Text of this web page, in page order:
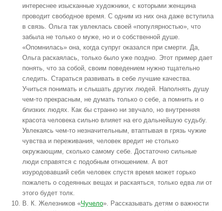
интереснее изысканные художники, с которыми женщина
проводит свободное время. С одним из них она даже вступила
в связь. Ольга так увлеклась своей «популярностью», что
забыла не только о муже, но и о собственной душе.
«Опомнилась» она, когда супруг оказался при смерти. Да,
Ольга раскаялась, только было уже поздно. Этот пример дает
понять, что за собой, своим поведением нужно тщательно
следить. Стараться развивать в себе лучшие качества.
Учиться понимать и слышать других людей. Наполнять душу
чем-то прекрасным, не думать только о себе, а помнить и о
близких людях. Как бы странно ни звучало, но внутренняя
красота человека сильно влияет на его дальнейшую судьбу.
Увлекаясь чем-то незначительным, втаптывая в грязь чужие
чувства и переживания, человек вредит не столько
окружающим, сколько самому себе. Достаточно сильные
люди справятся с подобным отношением. А вот
изуродовавший себя человек спустя время может горько
пожалеть о содеянных вещах и раскаяться, только едва ли от
этого будет толк.
В. К. Железников «Чучело». Рассказывать детям о важности